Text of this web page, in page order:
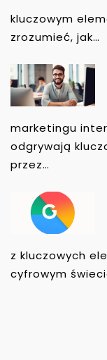
kluczowym
zrozumieć, jak…
marketingu
odgrywają
przez…
z kluczowych
cyfrowym
U